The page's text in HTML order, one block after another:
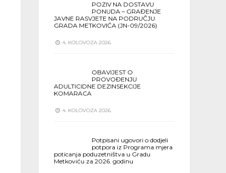
POZIV NA DOSTAVU
PONUDA – GRAĐENJE
JAVNE RASVJETE NA PODRUČJU
GRADA METKOVIĆA (JN-09/2026)
4. KOLOVOZA 2026.
OBAVIJEST O
PROVOĐENJU
ADULTICIDNE DEZINSEKCIJE
KOMARACA
4. KOLOVOZA 2026.
Potpisani ugovori o dodjeli
potpora iz Programa mjera
poticanja poduzetništva u Gradu
Metkoviću za 2026. godinu